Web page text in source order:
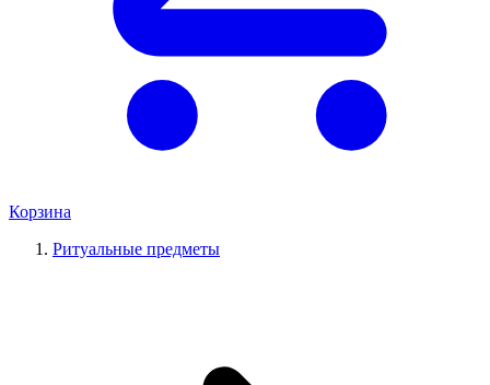
Корзина
Ритуальные предметы